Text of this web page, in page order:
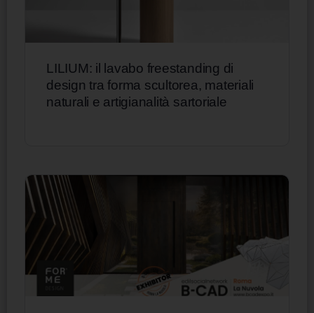
LILIUM: il lavabo freestanding di
design tra forma scultorea, materiali
naturali e artigianalità sartoriale